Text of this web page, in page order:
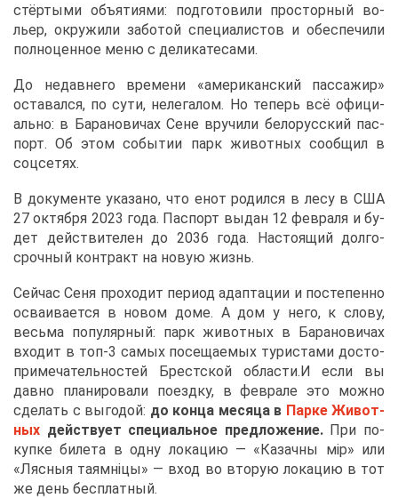
стёр­ты­ми объ­я­ти­я­ми: под­го­то­ви­ли про­стор­ный во­
льер, окру­жи­ли за­бо­той спе­ци­а­ли­стов и обес­пе­чи­ли
пол­но­цен­ное ме­ню с де­ли­ка­те­са­ми.
До недав­не­го вре­ме­ни «аме­ри­кан­ский пас­са­жир»
оста­вал­ся, по су­ти, неле­га­лом. Но те­перь всё офи­ци­
аль­но: в Ба­ра­но­ви­чах Сене вру­чи­ли бе­ло­рус­ский пас­
порт. Об этом со­бы­тии парк жи­вот­ных со­об­щил в
соц­се­тях.
В до­ку­мен­те ука­за­но, что енот ро­дил­ся в ле­су в США
27 ок­тяб­ря 2023 го­да. Пас­порт вы­дан 12 фев­ра­ля и бу­
дет дей­стви­те­лен до 2036 го­да. На­сто­я­щий дол­го­
сроч­ный кон­тракт на но­вую жизнь.
Сей­час Се­ня про­хо­дит пе­ри­од адап­та­ции и по­сте­пен­но
осва­и­ва­ет­ся в но­вом до­ме. А дом у него, к сло­ву,
весь­ма по­пу­ляр­ный: парк жи­вот­ных в Ба­ра­но­ви­чах
вхо­дит в топ-3 са­мых по­се­ща­е­мых ту­ри­ста­ми до­сто­
при­ме­ча­тель­но­стей Брест­ской об­ла­сти.И ес­ли вы
дав­но пла­ни­ро­ва­ли по­езд­ку, в фев­ра­ле это мож­но
сде­лать с вы­го­дой: до кон­ца ме­ся­ца в Пар­ке Жи­вот­
ных дей­ству­ет спе­ци­аль­ное пред­ло­же­ние. При по­
куп­ке би­ле­та в од­ну ло­ка­цию — «Ка­зач­ны мiр» или
«Ляс­ныя та­ям­нi­цы» — вход во вто­рую ло­ка­цию в тот
же день бес­плат­ный.